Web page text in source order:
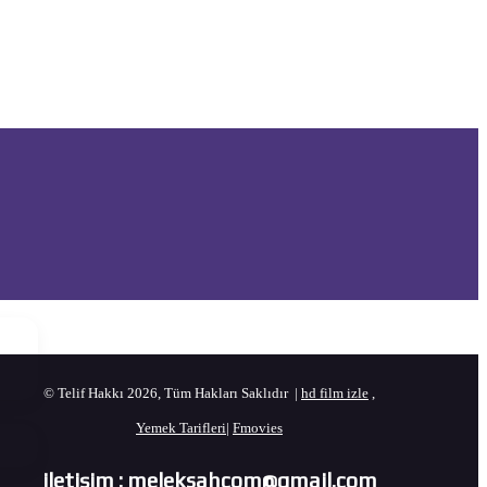
© Telif Hakkı 2026, Tüm Hakları Saklıdır | hd film izle ,
Yemek Tarifleri| Fmovies
iletişim : meleksahcom@gmail.com